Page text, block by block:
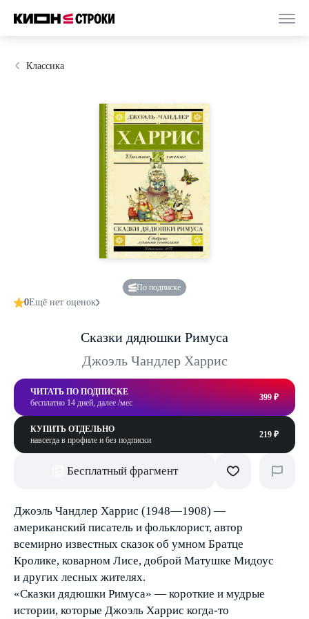
Классика
По подписке
0Ещё нет оценок
Сказки дядюшки Римуса
Джоэль Чандлер Харрис
ЧИТАТЬ ПО ПОДПИСКЕ
бесплатно 14 дней, далее /мес
399 ₽
КУПИТЬ ОТДЕЛЬНО
навсегда в профиле и без подписки
219 ₽
Бесплатный фрагмент
Джоэль Чандлер Харрис (1948—1908) —
американский писатель и фольклорист, автор
всемирно известных сказок об умном Братце
Кролике, коварном Лисе, доброй Матушке Мидоус
и других лесных жителях.
«Сказки дядюшки Римуса» — короткие и мудрые
истории, которые Джоэль Харрис когда-то